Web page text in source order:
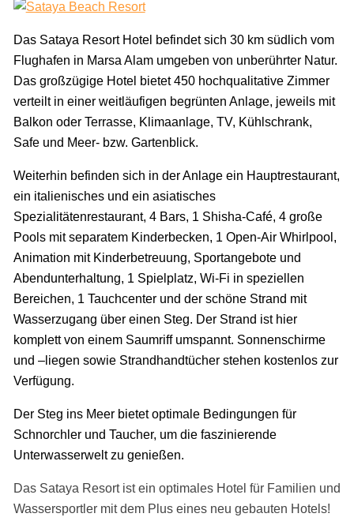
Das Sataya Resort Hotel befindet sich 30 km südlich vom
Flughafen in Marsa Alam umgeben von unberührter Natur.
Das großzügige Hotel bietet 450 hochqualitative Zimmer
verteilt in einer weitläufigen begrünten Anlage, jeweils mit
Balkon oder Terrasse, Klimaanlage, TV, Kühlschrank,
Safe und Meer- bzw. Gartenblick.
Weiterhin befinden sich in der Anlage ein Hauptrestaurant,
ein italienisches und ein asiatisches
Spezialitätenrestaurant, 4 Bars, 1 Shisha-Café, 4 große
Pools mit separatem Kinderbecken, 1 Open-Air Whirlpool,
Animation mit Kinderbetreuung, Sportangebote und
Abendunterhaltung, 1 Spielplatz, Wi-Fi in speziellen
Bereichen, 1 Tauchcenter und der schöne Strand mit
Wasserzugang über einen Steg. Der Strand ist hier
komplett von einem Saumriff umspannt. Sonnenschirme
und –liegen sowie Strandhandtücher stehen kostenlos zur
Verfügung.
Der Steg ins Meer bietet optimale Bedingungen für
Schnorchler und Taucher, um die faszinierende
Unterwasserwelt zu genießen.
Das Sataya Resort ist ein optimales Hotel für Familien und
Wassersportler mit dem Plus eines neu gebauten Hotels!